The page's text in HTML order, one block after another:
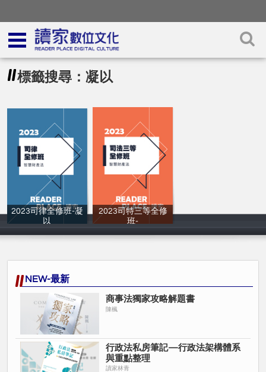
標籤搜尋：凝以
2023司律全修班-凝
以
讀家補習班
2023司特三等全修
班-
凝以
NEW-最新
商事法獨家攻略解題書
陳楓
行政法私房筆記—行政法架構體系
與重點整理
讀家林青